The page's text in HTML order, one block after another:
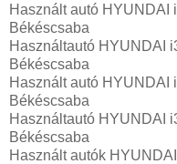
Használt autó‎ HYUNDAI
Békéscsaba
Használtautó‎ HYUNDAI
Békéscsaba
Használt autó‎ HYUNDAI
Békéscsaba
Használtautó‎ HYUNDAI
Békéscsaba
Használt autó‎k